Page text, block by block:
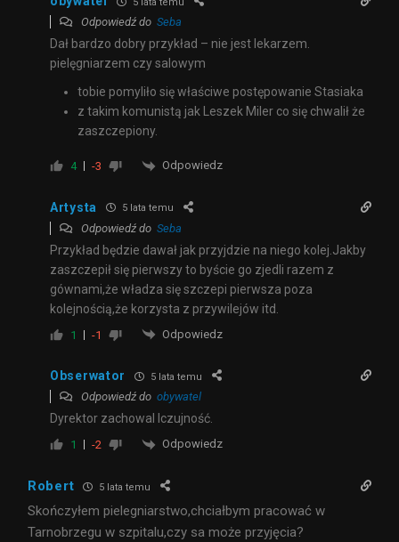
Odpowiedź do Seba
Dał bardzo dobry przykład – nie jest lekarzem.
pielęgniarzem czy salowym
tobie pomyliło się właściwe postępowanie Stasiaka
z takim komunistą jak Leszek Miler co się chwalił że
zaszczepiony.
4 -3 Odpowiedz
Artysta 5 lata temu
Odpowiedź do Seba
Przykład będzie dawał jak przyjdzie na niego kolej.Jakby
zaszczepił się pierwszy to byście go zjedli razem z
gównami,że władza się szczepi pierwsza poza
kolejnością,że korzysta z przywilejów itd.
1 -1 Odpowiedz
Obserwator 5 lata temu
Odpowiedź do obywatel
Dyrektor zachowal lczujność.
1 -2 Odpowiedz
Robert 5 lata temu
Skończyłem pielegniarstwo,chciałbym pracować w
Tarnobrzegu w szpitalu,czy sa może przyjęcia?